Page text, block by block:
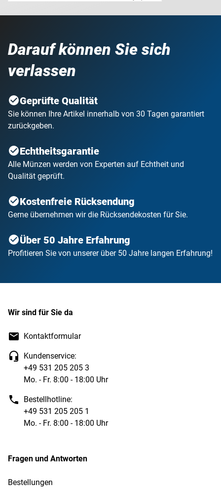
Darauf können Sie sich
verlassen
Geprüfte Qualität
Sie können Ihre Artikel innerhalb von 30 Tagen garantiert
zurückgeben.
Echtheitsgarantie
Alle Münzen werden von Experten auf Echtheit und
Qualität geprüft.
Kostenfreie Rücksendung
Gerne übernehmen wir die Rücksendekosten für Sie.
Über 50 Jahre Erfahrung
Profitieren Sie von unserer über 50 Jahre langen Erfahrung!
Wir sind für Sie da
Kontaktformular
Kundenservice:
+49 531 205 205 3
Mo. - Fr. 8:00 - 18:00 Uhr
Bestellhotline:
+49 531 205 205 1
Mo. - Fr. 8:00 - 18:00 Uhr
Fragen und Antworten
Bestellungen